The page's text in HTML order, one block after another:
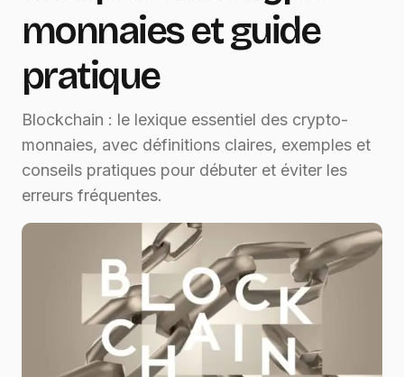
monnaies et guide
pratique
Blockchain : le lexique essentiel des crypto-
monnaies, avec définitions claires, exemples et
conseils pratiques pour débuter et éviter les
erreurs fréquentes.